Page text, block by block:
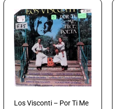
Los Visconti – Por Ti Me